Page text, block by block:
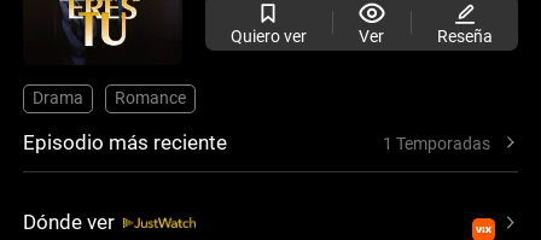
Quiero ver Ver Reseña
Drama Romance
Episodio más reciente 1 Temporadas
Dónde ver